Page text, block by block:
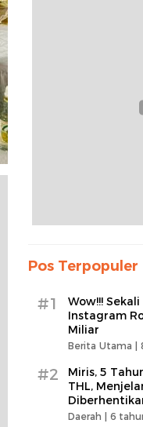
Pos Terpopuler
#1
Wow!!!
Instagram
Miliar
Berita Utama |
#2
Miris, 5
THL,
Daerah | 6